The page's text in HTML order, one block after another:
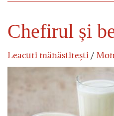
Chefirul și
Leacuri mănăstirești /